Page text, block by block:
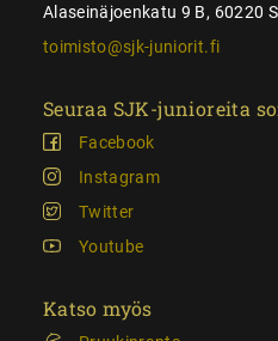
Alaseinäjoenkatu 9 B, 60220
toimisto@sjk-juniorit.fi
Seuraa SJK-junioreita
Facebook
Instagram
Twitter
Youtube
Katso myös